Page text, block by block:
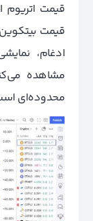
قیمت اتریوم
قیمت
ادغام،
مشاهده
محدوده‌ای